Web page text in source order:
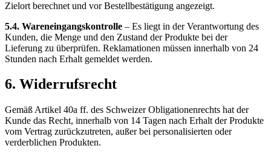
Zielort berechnet und vor Bestellbestätigung angezeigt.
5.4. Wareneingangskontrolle – Es liegt in der Verantwortung des
Kunden, die Menge und den Zustand der Produkte bei der
Lieferung zu überprüfen. Reklamationen müssen innerhalb von 24
Stunden nach Erhalt gemeldet werden.
6. Widerrufsrecht
Gemäß Artikel 40a ff. des Schweizer Obligationenrechts hat der
Kunde das Recht, innerhalb von 14 Tagen nach Erhalt der Produkte
vom Vertrag zurückzutreten, außer bei personalisierten oder
verderblichen Produkten.